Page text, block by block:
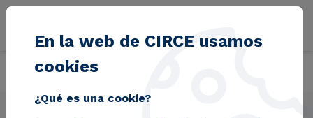
Pasar al contenido principal
Formación
En la web de CIRCE usamos
cookies
¿Qué es una cookie?